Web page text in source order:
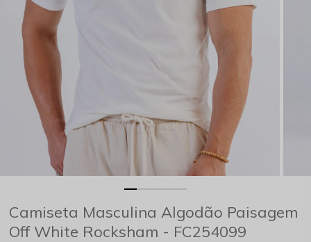
Camiseta Masculina Algodão Paisagem
Off White Rocksham - FC254099